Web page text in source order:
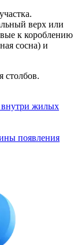
верх или
к короблению
сосна) и
столбов.
внутри жилых
появления